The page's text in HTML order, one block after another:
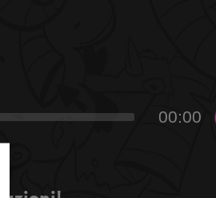
00:00